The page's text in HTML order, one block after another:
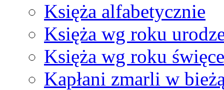
Księża alfabetycznie
Księża wg roku
Księża wg roku
Kapłani zmarli w